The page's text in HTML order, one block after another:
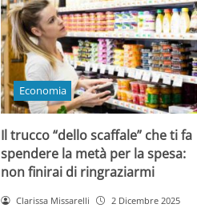
Economia
Il trucco “dello scaffale” che ti fa
spendere la metà per la spesa:
non finirai di ringraziarmi
Clarissa Missarelli 2 Dicembre 2025